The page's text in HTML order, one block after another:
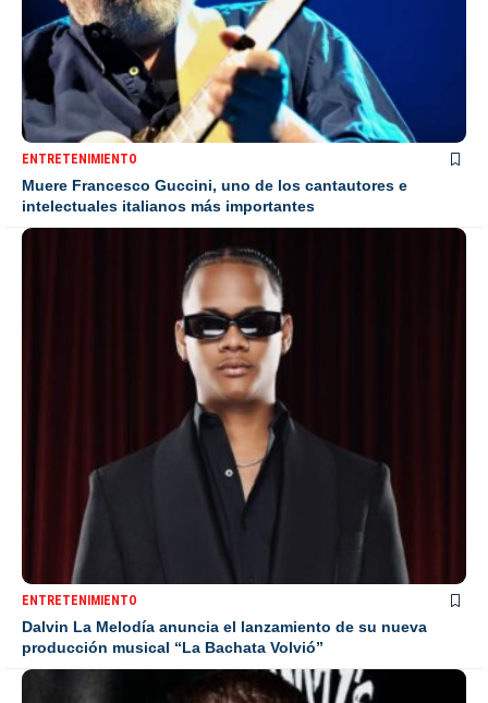
ENTRETENIMIENTO
Muere Francesco Guccini, uno de los cantautores e
intelectuales italianos más importantes
ENTRETENIMIENTO
Dalvin La Melodía anuncia el lanzamiento de su nueva
producción musical “La Bachata Volvió”